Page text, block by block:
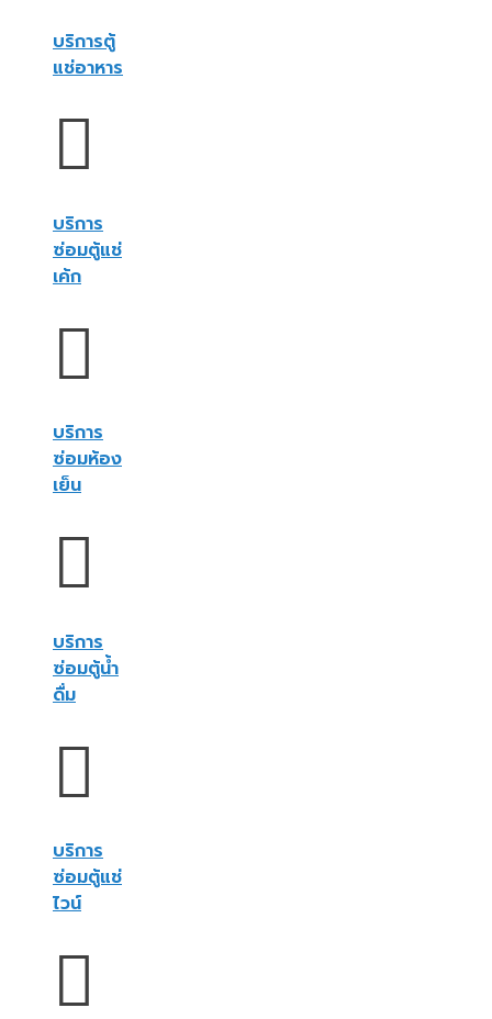
บริการตู้
แช่อาหาร
บริการ
ซ่อมตู้แช่
เค้ก
บริการ
ซ่อมห้อง
เย็น
บริการ
ซ่อมตู้น้ำ
ดื่ม
บริการ
ซ่อมตู้แช่
ไวน์